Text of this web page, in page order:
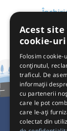
Acest
cookie-uri
Folosim
conținutul,
traficul. De
informații
cu partenerii
care le pot
care le-ați
colectat din